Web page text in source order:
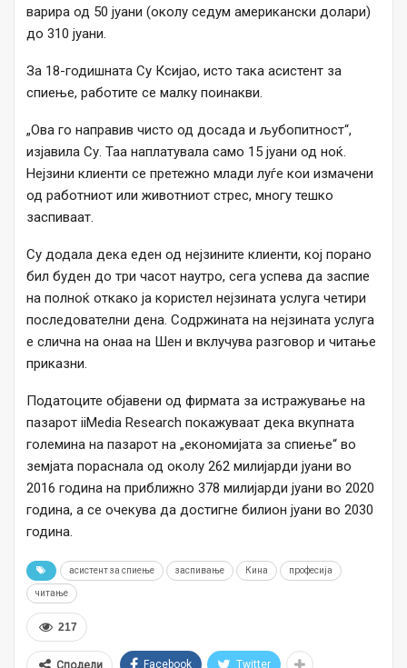
варира од 50 јуани (околу седум американски долари)
до 310 јуани.
За 18-годишната Су Ксијао, исто така асистент за
спиење, работите се малку поинакви.
„Ова го направив чисто од досада и љубопитност“,
изјавила Су. Таа наплатувала само 15 јуани од ноќ.
Нејзини клиенти се претежно млади луѓе кои измачени
од работниот или животниот стрес, многу тешко
заспиваат.
Су додала дека еден од нејзините клиенти, кој порано
бил буден до три часот наутро, сега успева да заспие
на полноќ откако ја користел нејзината услуга четири
последователни дена. Содржината на нејзината услуга
е слична на онаа на Шен и вклучува разговор и читање
приказни.
Податоците објавени од фирмата за истражување на
пазарот iiMedia Research покажуваат дека вкупната
големина на пазарот на „економијата за спиење“ во
земјата пораснала од околу 262 милијарди јуани во
2016 година на приближно 378 милијарди јуани во 2020
година, а се очекува да достигне билион јуани во 2030
година.
асистент за спиење заспивање Кина професија
читање
217
Сподели Facebook Twitter